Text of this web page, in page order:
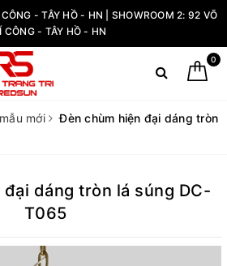
- TÂY HỒ - HN | SHOWROOM 2: 92 VÕ
CÔNG - TÂY HỒ - HN
0
mới
Đèn chùm hiện đại dáng tròn
dáng tròn lá súng DC-
T065